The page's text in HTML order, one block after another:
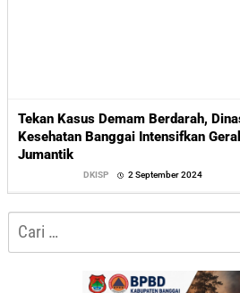
Tekan Kasus Demam Berdarah,
Kesehatan Banggai Intensifkan
Jumantik
DKISP 2 September 2024
Cari
untuk: